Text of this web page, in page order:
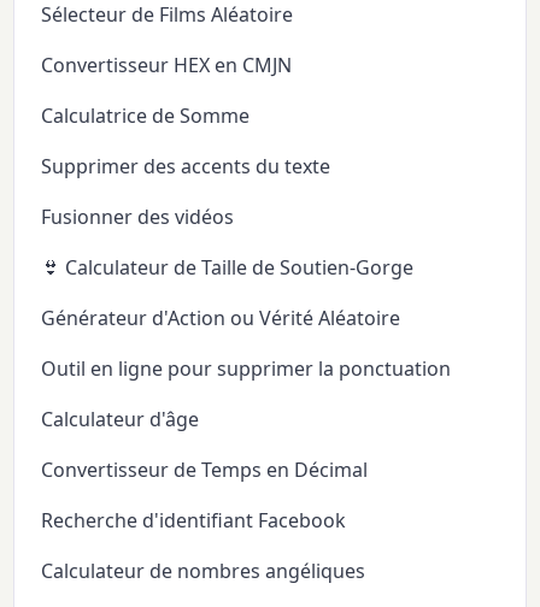
Sélecteur de Films Aléatoire
Convertisseur HEX en CMJN
Calculatrice de Somme
Supprimer des accents du texte
Fusionner des vidéos
👙 Calculateur de Taille de Soutien-Gorge
Générateur d'Action ou Vérité Aléatoire
Outil en ligne pour supprimer la ponctuation
Calculateur d'âge
Convertisseur de Temps en Décimal
Recherche d'identifiant Facebook
Calculateur de nombres angéliques